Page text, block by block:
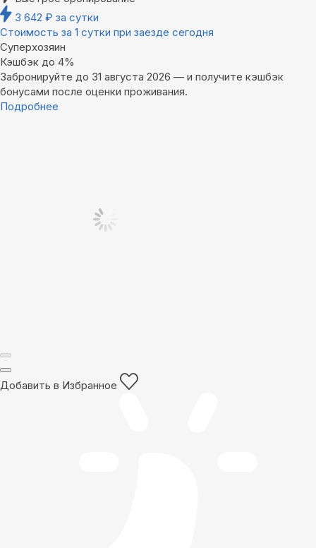
3 642 ₽ за сутки
Стоимость за 1 сутки при заезде сегодня
Суперхозяин
Кэшбэк до 4%
Забронируйте до 31 августа 2026 — и получите кэшбэк
бонусами после оценки проживания.
Подробнее
Добавить в Избранное